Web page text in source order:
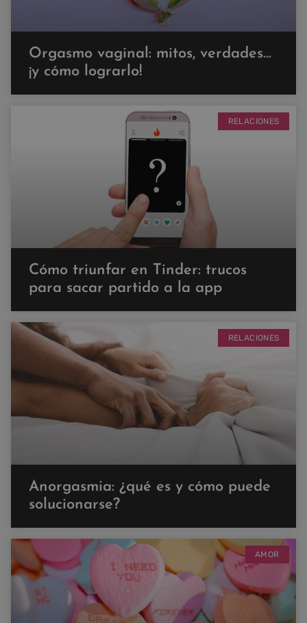
Orgasmo vaginal: mitos, verdades…
¡y cómo lograrlo!
RELACIONES
Cómo triunfar en Tinder: trucos
para sacar partido a la app
RELACIONES
Anorgasmia: ¿qué es y cómo puede
solucionarse?
AMOR